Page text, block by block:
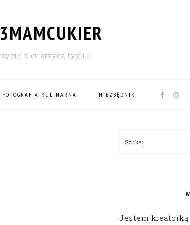
3MAMCUKIER
życie z cukrzycą typu 1
FOTOGRAFIA KULINARNA NIEZBĘDNIK
NAV
SIDEBAR
Szukaj
Jestem kreatorką